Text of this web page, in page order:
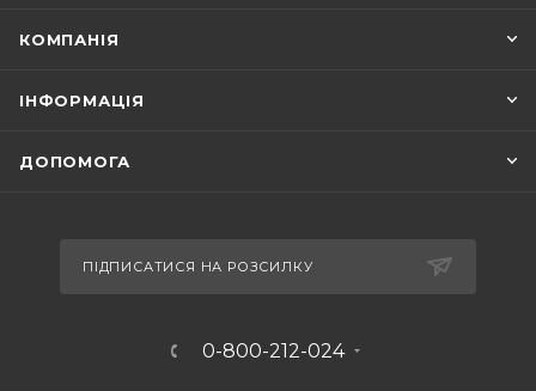
КОМПАНІЯ
ІНФОРМАЦІЯ
ДОПОМОГА
ПІДПИСАТИСЯ НА РОЗСИЛКУ
0-800-212-024